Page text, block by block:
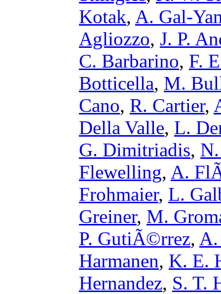
Kotak, A. Gal-
Agliozzo, J. P.
C. Barbarino, F.
Botticella, M.
Cano, R. Cartier,
Della Valle, L.
G. Dimitriadis,
Flewelling, A.
Frohmaier, L.
Greiner, M.
P. GutiÃ©rrez, A.
Harmanen, K. E.
Hernandez, S. T.